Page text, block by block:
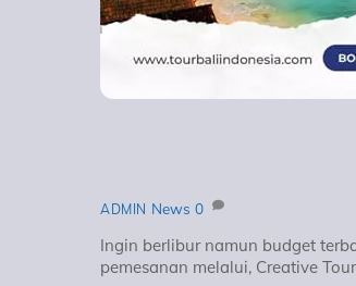
ADMIN News 0
Ingin berlibur namun budget
pemesanan melalui, Creative